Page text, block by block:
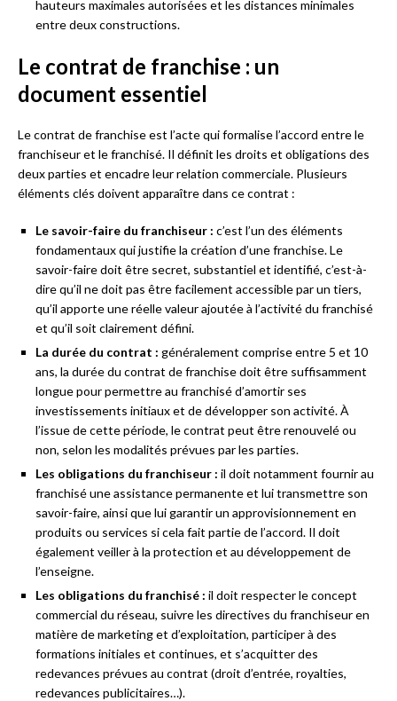
hauteurs maximales autorisées et les distances minimales
entre deux constructions.
Le contrat de franchise : un
document essentiel
Le contrat de franchise est l’acte qui formalise l’accord entre le
franchiseur et le franchisé. Il définit les droits et obligations des
deux parties et encadre leur relation commerciale. Plusieurs
éléments clés doivent apparaître dans ce contrat :
Le savoir-faire du franchiseur : c’est l’un des éléments
fondamentaux qui justifie la création d’une franchise. Le
savoir-faire doit être secret, substantiel et identifié, c’est-à-
dire qu’il ne doit pas être facilement accessible par un tiers,
qu’il apporte une réelle valeur ajoutée à l’activité du franchisé
et qu’il soit clairement défini.
La durée du contrat : généralement comprise entre 5 et 10
ans, la durée du contrat de franchise doit être suffisamment
longue pour permettre au franchisé d’amortir ses
investissements initiaux et de développer son activité. À
l’issue de cette période, le contrat peut être renouvelé ou
non, selon les modalités prévues par les parties.
Les obligations du franchiseur : il doit notamment fournir au
franchisé une assistance permanente et lui transmettre son
savoir-faire, ainsi que lui garantir un approvisionnement en
produits ou services si cela fait partie de l’accord. Il doit
également veiller à la protection et au développement de
l’enseigne.
Les obligations du franchisé : il doit respecter le concept
commercial du réseau, suivre les directives du franchiseur en
matière de marketing et d’exploitation, participer à des
formations initiales et continues, et s’acquitter des
redevances prévues au contrat (droit d’entrée, royalties,
redevances publicitaires…).